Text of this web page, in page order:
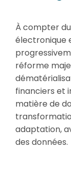
À compter
électronique
réforme
financiers et
matière de
adaptation,
des données.